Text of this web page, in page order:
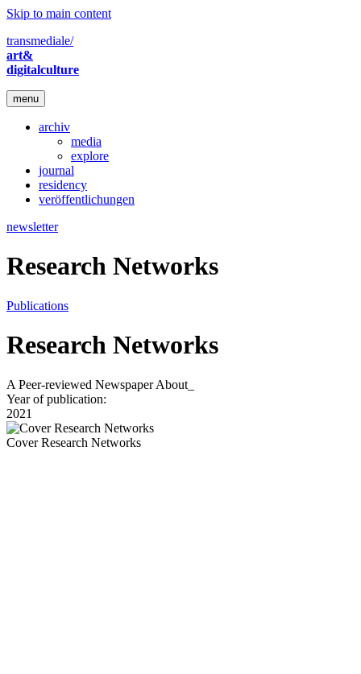
Skip to main content
transmediale/
art&
digitalculture
menu
archiv
media
explore
journal
residency
veröffentlichungen
newsletter
Research Networks
Publications
Research Networks
A Peer-reviewed Newspaper About_
Year of publication:
2021
Cover Research Networks